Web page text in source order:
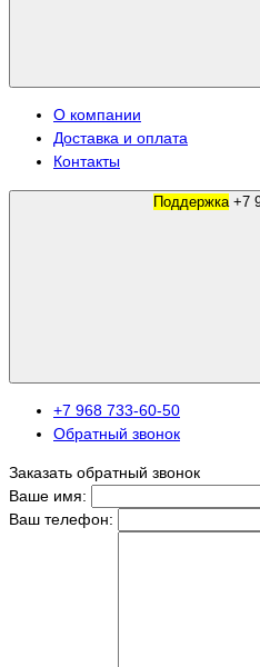
О компании
Доставка и оплата
Контакты
Поддержка
+7 968 733-60-50
Обратный звонок
Заказать обратный звонок
Ваше имя:
Ваш телефон: